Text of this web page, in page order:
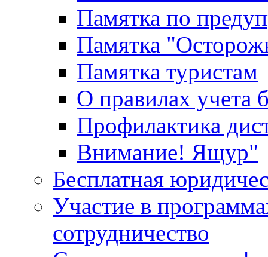
Памятка по
Памятка
Памятка туристам
О правилах учета
Профилактика
Внимание! Ящур"
Бесплатная
Участие в
сотрудничество